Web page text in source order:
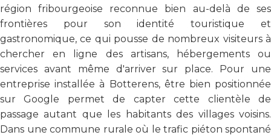
région fribourgeoise reconnue bien au-delà de ses
frontières pour son identité touristique et
gastronomique, ce qui pousse de nombreux visiteurs à
chercher en ligne des artisans, hébergements ou
services avant même d'arriver sur place. Pour une
entreprise installée à Botterens, être bien positionnée
sur Google permet de capter cette clientèle de
passage autant que les habitants des villages voisins.
Dans une commune rurale où le trafic piéton spontané